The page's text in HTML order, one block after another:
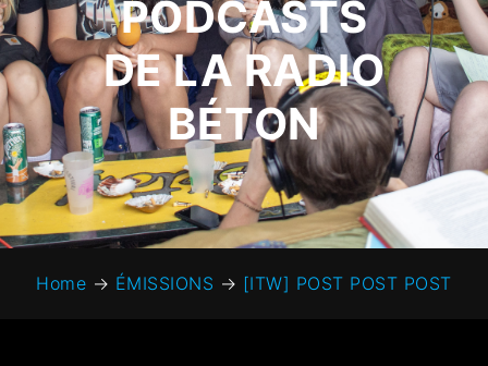
PODCASTS
DE LA RADIO
BÉTON
Home → ÉMISSIONS → [ITW] POST POST POST